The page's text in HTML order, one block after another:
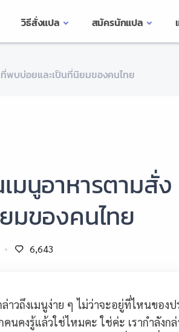
วิธีสั่งแปล สมัครนักแปล
พบบ่อยและเป็นที่นิยมของคนไทย
มนูอาหารตามสั่
มของคนไทย
6,643
าวถึงเมนูง่าย ๆ ไม่ว่าจะอยู่ที่ไหนของ
คนคงรู้แล้วใช่ไหมคะ ใช่ค่ะ เรากำลัง